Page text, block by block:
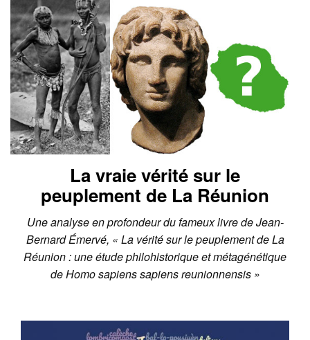
La vraie vérité sur le
peuplement de La Réunion
Une analyse en profondeur du fameux livre de Jean-
Bernard Émervé, « La vérité sur le peuplement de La
Réunion : une étude philohistorique et métagénétique
de Homo sapiens sapiens reunionnensis »